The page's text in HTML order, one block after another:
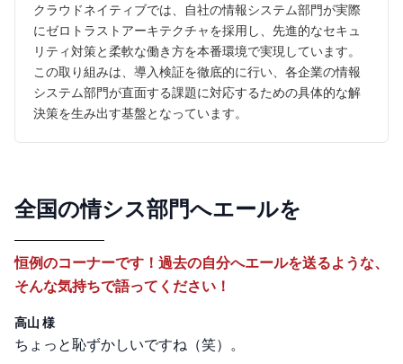
クラウドネイティブでは、自社の情報システム部門が実際
にゼロトラストアーキテクチャを採用し、先進的なセキュ
リティ対策と柔軟な働き方を本番環境で実現しています。
この取り組みは、導入検証を徹底的に行い、各企業の情報
システム部門が直面する課題に対応するための具体的な解
決策を生み出す基盤となっています。
全国の情シス部門へエールを
恒例のコーナーです！過去の自分へエールを送るような、
そんな気持ちで語ってください！
高山 様
ちょっと恥ずかしいですね（笑）。